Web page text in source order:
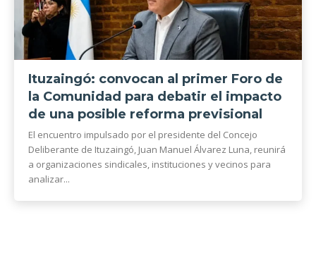
Ituzaingó: convocan al primer Foro de
la Comunidad para debatir el impacto
de una posible reforma previsional
El encuentro impulsado por el presidente del Concejo
Deliberante de Ituzaingó, Juan Manuel Álvarez Luna, reunirá
a organizaciones sindicales, instituciones y vecinos para
analizar...